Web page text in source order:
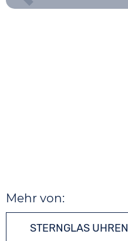
Mehr von:
STERNGLAS UHREN